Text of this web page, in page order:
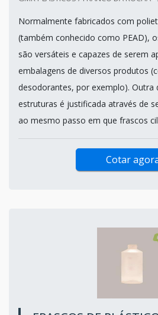
Normalmente fabricados com
(também conhecido como PEAD),
são versáteis e capazes de serem
embalagens de diversos produtos
desodorantes, por exemplo). Outra
estruturas é justificada através de
ao mesmo passo em que frascos
Cotar